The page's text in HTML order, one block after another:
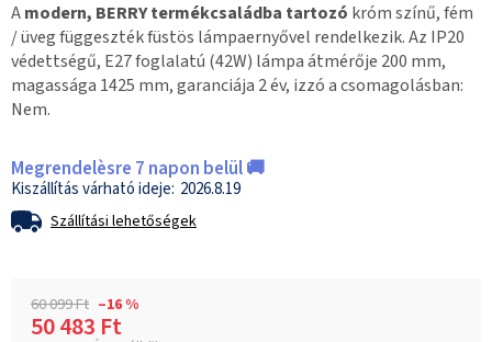
Amodern, BERRY termékcsaládba tartozó króm színű, fém
/ üveg függeszték füstös lámpaernyővel rendelkezik. Az IP20
védettségű, E27 foglalatú (42W) lámpa átmérője 200 mm,
magassága 1425 mm, garanciája 2 év, izzó a csomagolásban:
Nem.
Megrendelèsre 7 napon belül 🚚
2026.8.19
Szállítási lehetőségek
60 099 Ft –16 %
50 483 Ft